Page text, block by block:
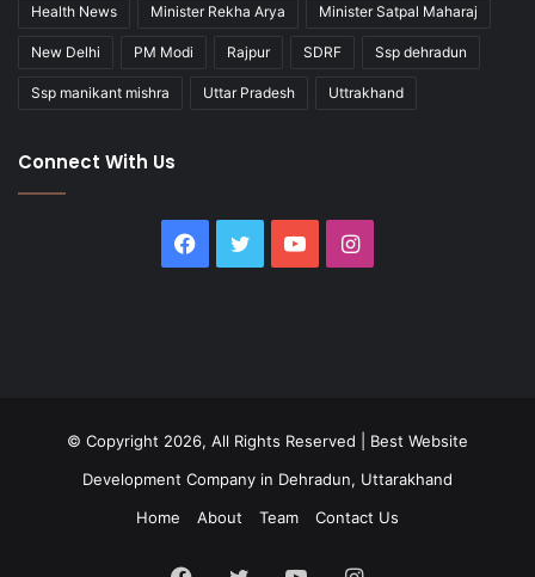
Health News Minister Rekha Arya Minister Satpal Maharaj
New Delhi PM Modi Rajpur SDRF Ssp dehradun
Ssp manikant mishra Uttar Pradesh Uttrakhand
Connect With Us
Facebook
Twitter YouTubeInstagram
© Copyright 2026, All Rights Reserved | Best Website
Development Company in Dehradun, Uttarakhand
Home
About Team Contact Us